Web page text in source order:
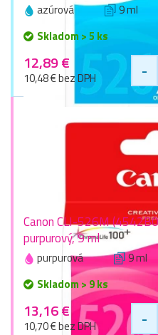
azúrová 9 ml
Skladom > 5 ks
12,89 €
10,48 € bez DPH -
Canon CLI-526M
purpurový, 9 ml
purpurová 9 ml
Skladom > 9 ks
13,16 €
10,70 € bez DPH -